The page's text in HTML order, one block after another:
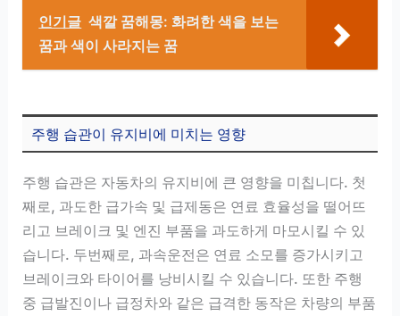
인기글 색깔 꿈해몽: 화려한 색을 보는
꿈과 색이 사라지는 꿈
주행 습관이 유지비에 미치는 영향
주행 습관은 자동차의 유지비에 큰 영향을 미칩니다. 첫
째로, 과도한 급가속 및 급제동은 연료 효율성을 떨어뜨
리고 브레이크 및 엔진 부품을 과도하게 마모시킬 수 있
습니다. 두번째로, 과속운전은 연료 소모를 증가시키고
브레이크와 타이어를 낭비시킬 수 있습니다. 또한 주행
중 급발진이나 급정차와 같은 급격한 동작은 차량의 부품